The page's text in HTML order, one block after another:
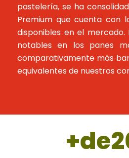
pastelería, se ha
Premium que cuenta con
disponibles en el mercado.
notables en los panes
comparativamente más
equivalentes de nuestros
+de